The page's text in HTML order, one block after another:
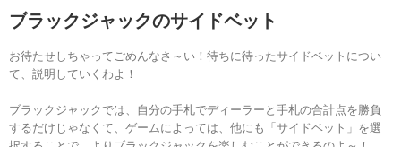
ブラックジャックのサイドベット
お待たせしちゃってごめんなさ～い！待ちに待ったサイドベットについ
て、説明していくわよ！
ブラックジャックでは、自分の手札でディーラーと手札の合計点を勝負
するだけじゃなくて、ゲームによっては、他にも「サイドベット」を選